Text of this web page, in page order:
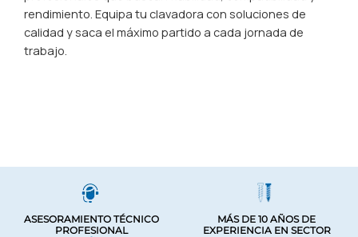
rendimiento. Equipa tu clavadora con soluciones de
calidad y saca el máximo partido a cada jornada de
trabajo.
ASESORAMIENTO TÉCNICO
PROFESIONAL
MÁS DE 10 AÑOS DE
EXPERIENCIA EN SECTOR